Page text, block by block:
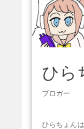
ひら
ブロガー
ひらちょん